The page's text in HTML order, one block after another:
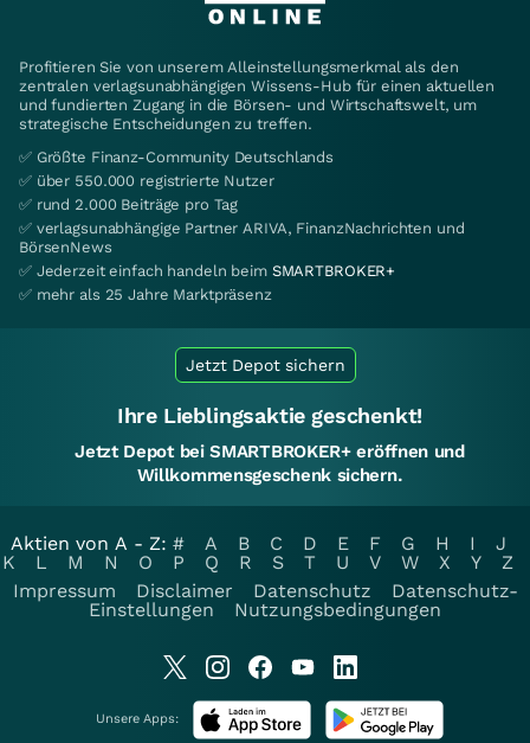
Profitieren Sie von unserem Alleinstellungsmerkmal als den
zentralen verlagsunabhängigen Wissens-Hub für einen aktuellen
und fundierten Zugang in die Börsen- und Wirtschaftswelt, um
strategische Entscheidungen zu treffen.
✅ Größte Finanz-Community Deutschlands
✅ über 550.000 registrierte Nutzer
✅ rund 2.000 Beiträge pro Tag
✅ verlagsunabhängige Partner ARIVA, FinanzNachrichten und
BörsenNews
✅ Jederzeit einfach handeln beim SMARTBROKER+
✅ mehr als 25 Jahre Marktpräsenz
Jetzt Depot sichern
Ihre Lieblingsaktie geschenkt!
Jetzt Depot bei SMARTBROKER+ eröffnen und
Willkommensgeschenk sichern.
Aktien von A - Z: # A B C D E F G H I
J
K
L M N O P Q R S T U V W X Y
Z
Impressum
Disclaimer Datenschutz
Datenschutz-
Einstellungen
Nutzungsbedingungen
Unsere Apps: